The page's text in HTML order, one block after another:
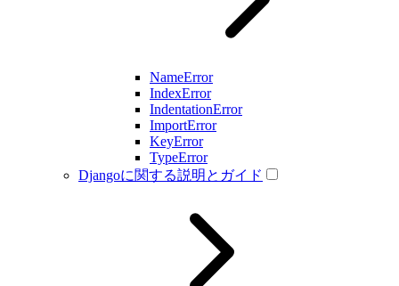
NameError
IndexError
IndentationError
ImportError
KeyError
TypeError
Djangoに関する説明とガイド